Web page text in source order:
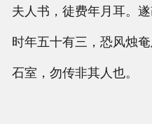
夫人书，徒费年月耳。
时年五十有三，恐风烛
石室，勿传非其人也。